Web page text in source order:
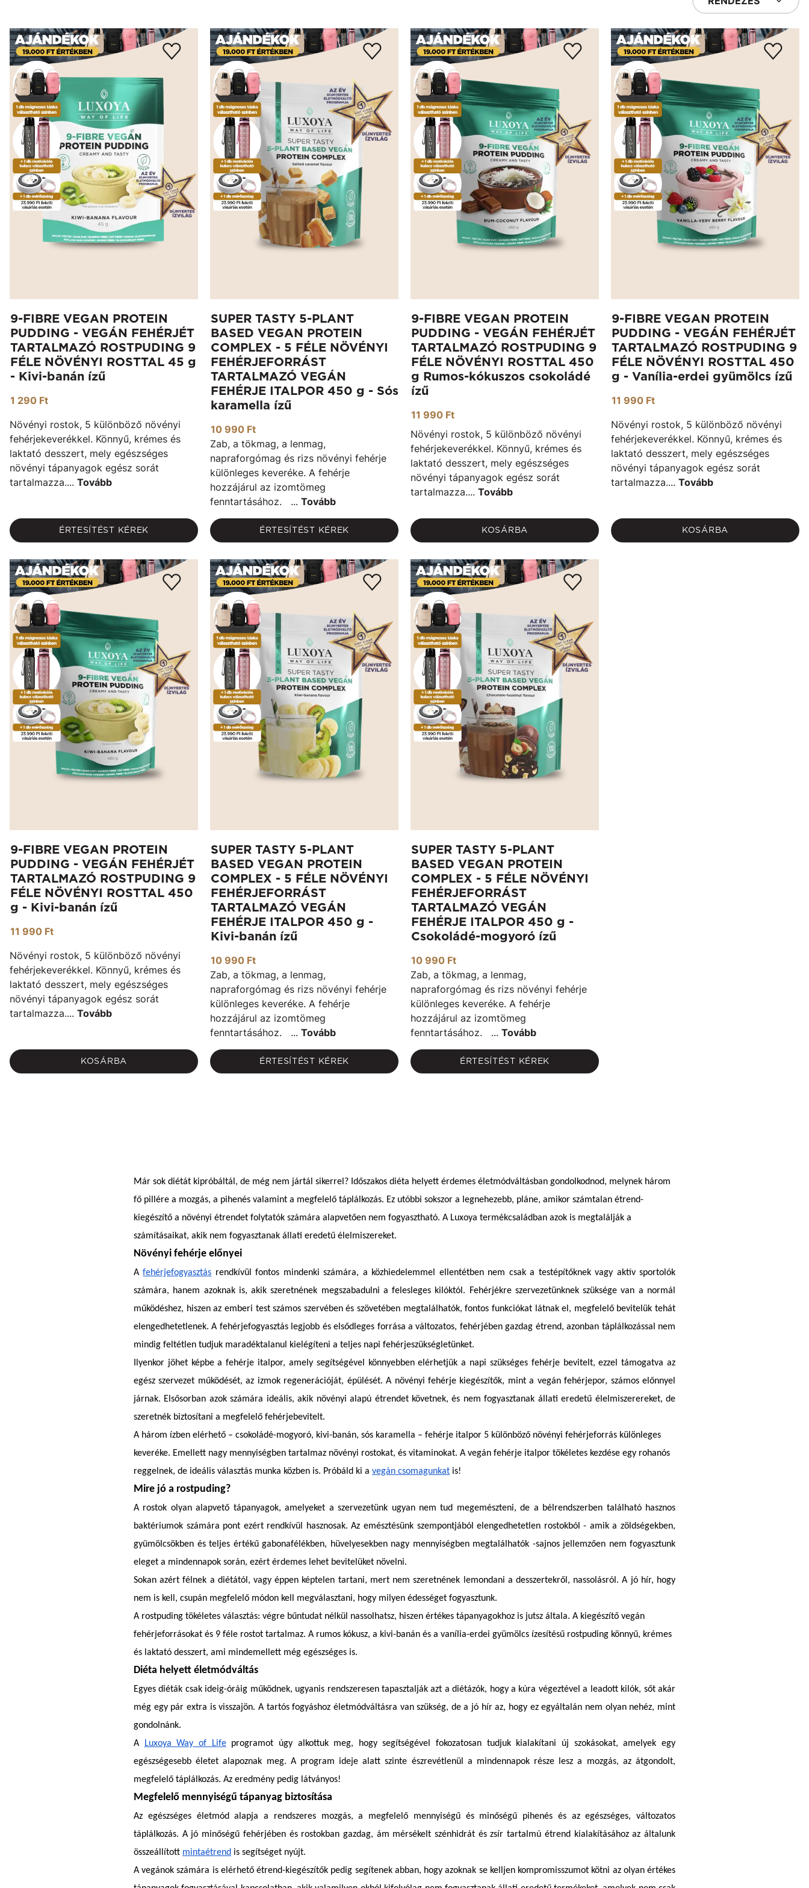
9-FIBRE VEGAN PROTEIN
PUDDING - VEGÁN FEHÉRJÉT
TARTALMAZÓ ROSTPUDING 9
FÉLE NÖVÉNYI ROSTTAL 45 g
- Kivi-banán ízű
1 290 Ft
Növényi rostok, 5 különböző növényi
fehérjekeverékkel. Könnyű, krémes és
laktató desszert, mely egészséges
növényi tápanyagok egész sorát
tartalmazza.... Tovább
ÉRTESÍTÉST KÉREK
SUPER TASTY 5-PLANT
BASED VEGAN PROTEIN
COMPLEX - 5 FÉLE NÖVÉNYI
FEHÉRJEFORRÁST
TARTALMAZÓ VEGÁN
FEHÉRJE ITALPOR 450 g - Sós
karamella ízű
10 990 Ft
Zab, a tökmag, a lenmag,
napraforgómag és rizs növényi fehérje
különleges keveréke. A fehérje
hozzájárul az izomtömeg
fenntartásához. ... Tovább
ÉRTESÍTÉST KÉREK
9-FIBRE VEGAN PROTEIN
PUDDING - VEGÁN FEHÉRJÉT
TARTALMAZÓ ROSTPUDING 9
FÉLE NÖVÉNYI ROSTTAL 450
g Rumos-kókuszos csokoládé
ízű
11 990 Ft
Növényi rostok, 5 különböző növényi
fehérjekeverékkel. Könnyű, krémes és
laktató desszert, mely egészséges
növényi tápanyagok egész sorát
tartalmazza.... Tovább
KOSÁRBA
9-FIBRE VEGAN PROTEIN
PUDDING - VEGÁN FEHÉRJÉT
TARTALMAZÓ ROSTPUDING 9
FÉLE NÖVÉNYI ROSTTAL 450
g - Vanília-erdei gyümölcs ízű
11 990 Ft
Növényi rostok, 5 különböző növényi
fehérjekeverékkel. Könnyű, krémes és
laktató desszert, mely egészséges
növényi tápanyagok egész sorát
tartalmazza.... Tovább
KOSÁRBA
9-FIBRE VEGAN PROTEIN
PUDDING - VEGÁN FEHÉRJÉT
TARTALMAZÓ ROSTPUDING 9
FÉLE NÖVÉNYI ROSTTAL 450
g - Kivi-banán ízű
11 990 Ft
Növényi rostok, 5 különböző növényi
fehérjekeverékkel. Könnyű, krémes és
laktató desszert, mely egészséges
növényi tápanyagok egész sorát
tartalmazza.... Tovább
KOSÁRBA
SUPER TASTY 5-PLANT
BASED VEGAN PROTEIN
COMPLEX - 5 FÉLE NÖVÉNYI
FEHÉRJEFORRÁST
TARTALMAZÓ VEGÁN
FEHÉRJE ITALPOR 450 g -
Kivi-banán ízű
10 990 Ft
Zab, a tökmag, a lenmag,
napraforgómag és rizs növényi fehérje
különleges keveréke. A fehérje
hozzájárul az izomtömeg
fenntartásához. ... Tovább
ÉRTESÍTÉST KÉREK
SUPER TASTY 5-PLANT
BASED VEGAN PROTEIN
COMPLEX - 5 FÉLE NÖVÉNYI
FEHÉRJEFORRÁST
TARTALMAZÓ VEGÁN
FEHÉRJE ITALPOR 450 g -
Csokoládé-mogyoró ízű
10 990 Ft
Zab, a tökmag, a lenmag,
napraforgómag és rizs növényi fehérje
különleges keveréke. A fehérje
hozzájárul az izomtömeg
fenntartásához. ... Tovább
ÉRTESÍTÉST KÉREK
Már sok diétát kipróbáltál, de még nem jártál sikerrel? Időszakos diéta helyett érdemes életmódváltásban gondolkodnod, melynek három
fő pillére a mozgás, a pihenés valamint a megfelelő táplálkozás. Ez utóbbi sokszor a legnehezebb, pláne, amikor számtalan étrend-
kiegészítő a növényi étrendet folytatók számára alapvetően nem fogyasztható. A Luxoya termékcsaládban azok is megtalálják a
számításaikat, akik nem fogyasztanak állati eredetű élelmiszereket.
Növényi fehérje előnyei
Afehérjefogyasztás rendkívül fontos mindenki számára, a közhiedelemmel ellentétben nem csak a testépítőknek vagy aktív sportolók
számára, hanem azoknak is, akik szeretnének megszabadulni a felesleges kilóktól. Fehérjékre szervezetünknek szüksége van a normál
működéshez, hiszen az emberi test számos szervében és szövetében megtalálhatók, fontos funkciókat látnak el, megfelelő bevitelük tehát
elengedhetetlenek.A fehérjefogyasztás legjobb és elsődleges forrása a változatos, fehérjében gazdag étrend, azonban táplálkozással nem
mindig feltétlen tudjuk maradéktalanul kielégíteni a teljes napi fehérjeszükségletünket.
Ilyenkor jöhet képbe a fehérje italpor, amely segítségével könnyebben elérhetjük a napi szükséges fehérje bevitelt, ezzel támogatva az
egész szervezet működését, az izmok regenerációját, épülését. A növényi fehérje kiegészítők, mint a vegán fehérjepor, számos előnnyel
járnak. Elsősorban azok számára ideális, akik növényi alapú étrendet követnek, és nem fogyasztanak állati eredetű élelmiszerereket, de
szeretnék biztosítani a megfelelő fehérjebevitelt.
A három ízben elérhető – csokoládé-mogyoró, kivi-banán, sós karamella – fehérje italpor 5 különböző növényi fehérjeforrás különleges
keveréke. Emellett nagy mennyiségben tartalmaz növényi rostokat, és vitaminokat. A vegán fehérje italpor tökéletes kezdése egy rohanós
reggelnek, de ideális választás munka közben is. Próbáld ki a vegán csomagunkat is!
Mire jó a rostpuding?
A rostok olyan alapvető tápanyagok, amelyeket a szervezetünk ugyan nem tud megemészteni, de a bélrendszerben található hasznos
baktériumok számára pont ezért rendkívül hasznosak. Az emésztésünk szempontjából elengedhetetlen rostokból - amik a zöldségekben,
gyümölcsökben és teljes értékű gabonafélékben, hüvelyesekben nagy mennyiségben megtalálhatók -sajnos jellemzően nem fogyasztunk
eleget a mindennapok során, ezért érdemes lehet bevitelüket növelni.
Sokan azért félnek a diétától, vagy éppen képtelen tartani, mert nem szeretnének lemondani a desszertekről, nassolásról. A jó hír, hogy
nem is kell, csupán megfelelő módon kell megválasztani, hogy milyen édességet fogyasztunk.
A rostpuding tökéletes választás: végre bűntudat nélkül nassolhatsz, hiszen értékes tápanyagokhoz is jutsz általa. A kiegészítő vegán
fehérjeforrásokat és 9 féle rostot tartalmaz. A rumos kókusz, a kivi-banán és a vanília-erdei gyümölcs ízesítésű rostpuding könnyű, krémes
és laktató desszert, ami mindemellett még egészséges is.
Diéta helyett életmódváltás
Egyes diéták csak ideig-óráig működnek, ugyanis rendszeresen tapasztalják azt a diétázók, hogy a kúra végeztével a leadott kilók, sőt akár
még egy pár extra is visszajön. A tartós fogyáshoz életmódváltásra van szükség, de a jó hír az, hogy ez egyáltalán nem olyan nehéz, mint
gondolnánk.
A
Luxoya Way of Lifeprogramot úgy alkottuk meg, hogy segítségével fokozatosan tudjuk kialakítani új szokásokat, amelyek egy
egészségesebb életet alapoznak meg. A program ideje alatt szinte észrevétlenül a mindennapok része lesz a mozgás, az átgondolt,
megfelelő táplálkozás. Az eredmény pedig látványos!
Megfelelő mennyiségű tápanyag biztosítása
Az egészséges életmód alapja a rendszeres mozgás, a megfelelő mennyiségű és minőségű pihenés és az egészséges, változatos
táplálkozás. A jó minőségű fehérjében és rostokban gazdag, ám mérsékelt szénhidrát és zsír tartalmú étrend kialakításához az általunk
összeállított mintaétrend is segítséget nyújt.
A vegánok számára is elérhető étrend-kiegészítők pedig segítenek abban, hogy azoknak se kelljen kompromisszumot kötni az olyan értékes